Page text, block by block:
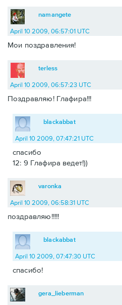
namangete
April 10 2009, 06:57:01 UTC
Мои поздравления!
terless
April 10 2009, 06:57:23 UTC
Поздравляю! Глафира!!!
blackabbat
April 10 2009, 07:47:21 UTC
спасибо
12: 9 Глафира ведет!))
varonka
April 10 2009, 06:58:31 UTC
поздравляю!!!!!
blackabbat
April 10 2009, 07:47:30 UTC
спасибо!
gera_lieberman